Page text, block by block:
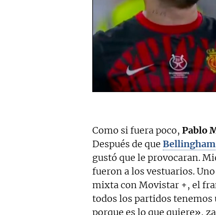
Como si fuera poco, Pablo
Después de que Bellingham
gustó que le provocaran.
fueron a los vestuarios.
mixta con Movistar +, el
todos los partidos tenemos
porque es lo que quiere»,